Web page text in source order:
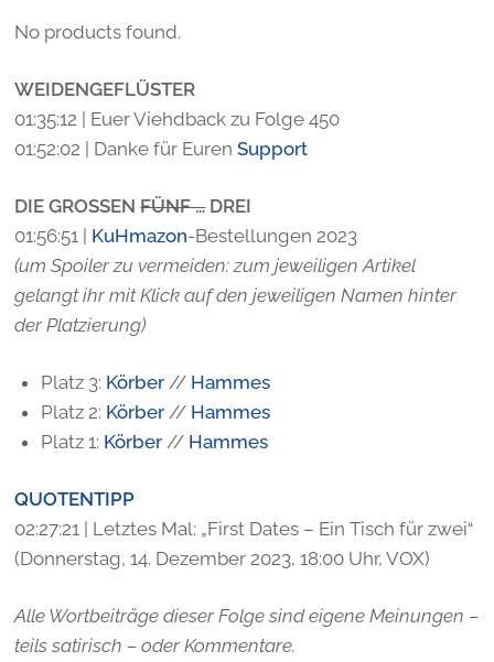
No products found.
WEIDENGEFLÜSTER
01:35:12 | Euer Viehdback zu Folge 450
01:52:02 | Danke für EurenSupport
DIE GROSSENFÜNF … DREI
01:56:51 | KuHmazon-Bestellungen 2023
(um Spoiler zu vermeiden: zum jeweiligen Artikel
gelangt ihr mit Klick auf den jeweiligen Namen hinter
der Platzierung)
Platz 3: Körber // Hammes
Platz 2: Körber // Hammes
Platz 1: Körber // Hammes
QUOTENTIPP
02:27:21 | Letztes Mal: „First Dates – Ein Tisch für zwei“
(Donnerstag, 14. Dezember 2023, 18:00 Uhr, VOX)
Alle Wortbeiträge dieser Folge sind eigene Meinungen –
teils satirisch – oder Kommentare.